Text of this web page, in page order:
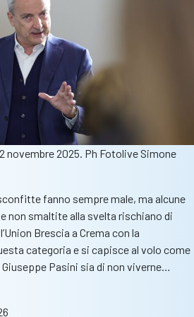
novembre 2025. Ph Fotolive Simone
fanno sempre male, ma alcune
non smaltite alla svelta rischiano di
Brescia a Crema con la
categoria e si capisce al volo come
Pasini sia di non viverne…